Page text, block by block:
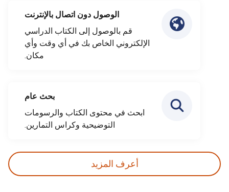
الوصول دون اتصال بالإنترنت
قم بالوصول إلى الكتاب الدراسي
الإلكتروني الخاص بك في أي وقت وأي
مكان.
بحث عام
ابحث في محتوى الكتاب والرسومات
التوضيحية وكراس التمارين.
أعرف المزيد